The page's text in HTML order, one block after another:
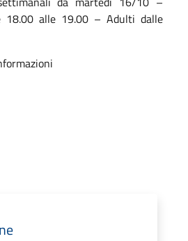
18.00 alle 19.00 – Adulti dalle